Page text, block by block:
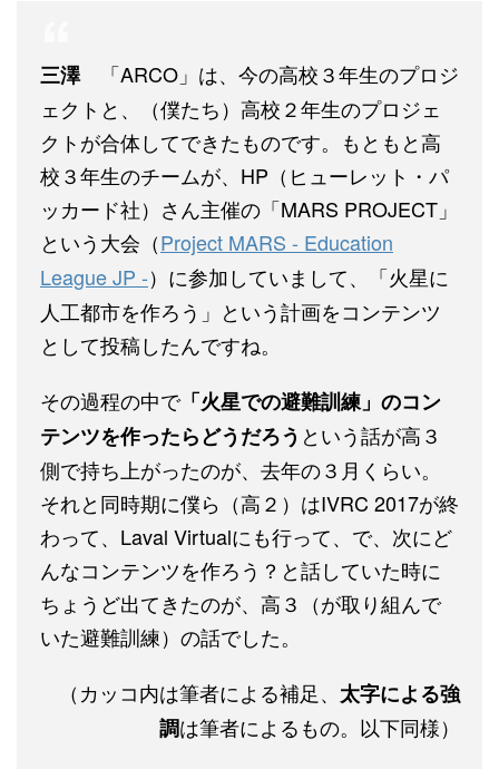
三澤「ARCO」は、今の高校３年生のプロジ
ェクトと、（僕たち）高校２年生のプロジェ
クトが合体してできたものです。もともと高
校３年生のチームが、HP（ヒューレット・パ
ッカード社）さん主催の「MARS PROJECT」
という大会（Project MARS - Education
League JP -）に参加していまして、「火星に
人工都市を作ろう」という計画をコンテンツ
として投稿したんですね。
その過程の中で「火星での避難訓練」のコン
テンツを作ったらどうだろう という話が高３
側で持ち上がったのが、去年の３月くらい。
それと同時期に僕ら（高２）はIVRC 2017が終
わって、Laval Virtualにも行って、で、次にど
んなコンテンツを作ろう？と話していた時に
ちょうど出てきたのが、高３（が取り組んで
いた避難訓練）の話でした。
（カッコ内は筆者による補足、 太字による強
調は筆者によるもの。以下同様）